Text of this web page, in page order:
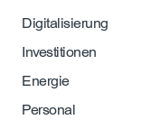
Digitalisierung
Investitionen
Energie
Personal